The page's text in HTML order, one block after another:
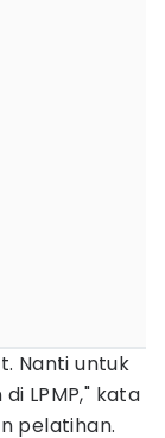
Nanti untuk
LPMP," kata
pelatihan.